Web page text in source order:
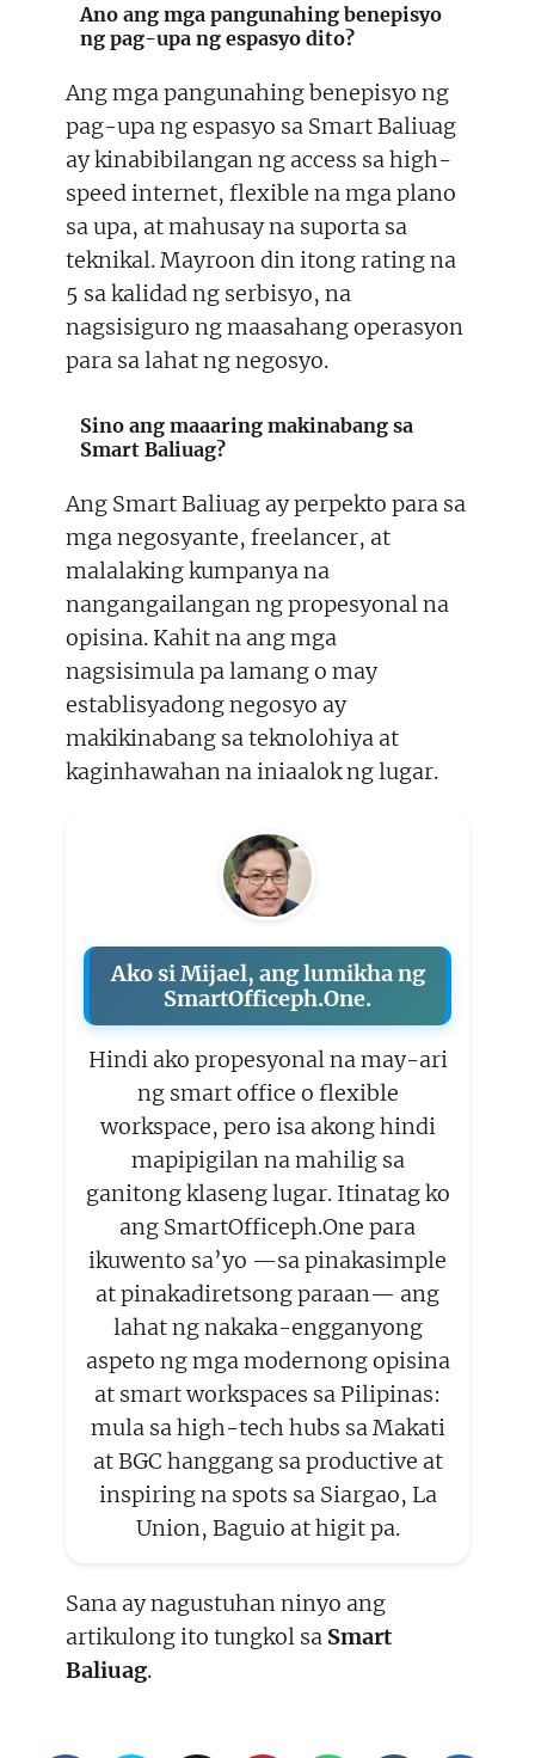
Ano ang mga pangunahing benepisyo
ng pag-upa ng espasyo dito?
Ang mga pangunahing benepisyo ng
pag-upa ng espasyo sa Smart Baliuag
ay kinabibilangan ng access sa high-
speed internet, flexible na mga plano
sa upa, at mahusay na suporta sa
teknikal. Mayroon din itong rating na
5 sa kalidad ng serbisyo, na
nagsisiguro ng maasahang operasyon
para sa lahat ng negosyo.
Sino ang maaaring makinabang sa
Smart Baliuag?
Ang Smart Baliuag ay perpekto para sa
mga negosyante, freelancer, at
malalaking kumpanya na
nangangailangan ng propesyonal na
opisina. Kahit na ang mga
nagsisimula pa lamang o may
establisyadong negosyo ay
makikinabang sa teknolohiya at
kaginhawahan na iniaalok ng lugar.
Ako si Mijael, ang lumikha ng
SmartOfficeph.One.
Hindi ako propesyonal na may-ari
ng smart office o flexible
workspace, pero isa akong hindi
mapipigilan na mahilig sa
ganitong klaseng lugar. Itinatag ko
ang SmartOfficeph.One para
ikuwento sa’yo —sa pinakasimple
at pinakadiretsong paraan— ang
lahat ng nakaka-engganyong
aspeto ng mga modernong opisina
at smart workspaces sa Pilipinas:
mula sa high-tech hubs sa Makati
at BGC hanggang sa productive at
inspiring na spots sa Siargao, La
Union, Baguio at higit pa.
Sana ay nagustuhan ninyo ang
artikulong ito tungkol sa Smart
Baliuag.